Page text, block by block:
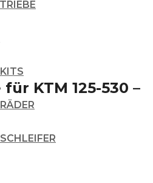
KTM 125-530 –